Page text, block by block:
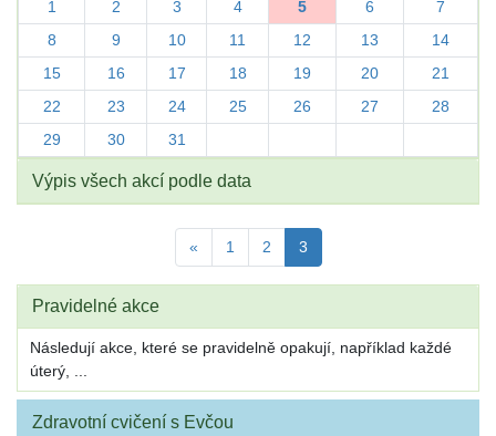
1
2 3 4 5 6
7
8
9 10 11 12 13
14
15
16 17 18 19 20
21
22
23 24 25 26 27
28
29
30 31
Výpis všech akcí podle data
« 1 2 3
Pravidelné akce
Následují akce, které se pravidelně opakují, například každé
úterý, ...
Zdravotní cvičení s Evčou